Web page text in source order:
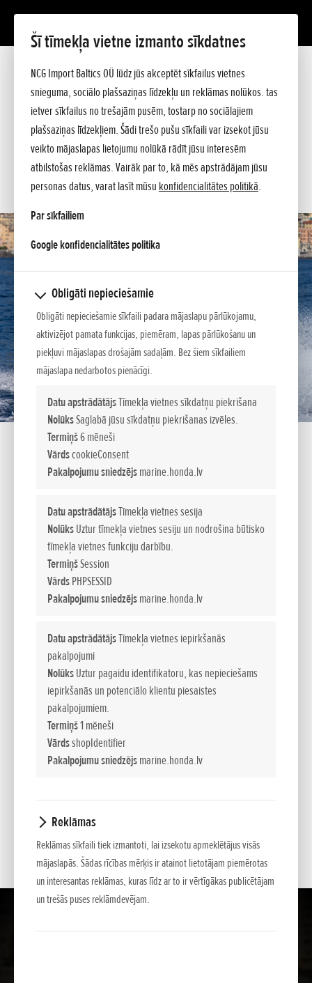
Šī tīmekļa vietne izmanto sīkdatnes
NCG Import Baltics OÜ lūdz jūs akceptēt sīkfailus vietnes
snieguma, sociālo plašsaziņas līdzekļu un reklāmas nolūkos. tas
ietver sīkfailus no trešajām pusēm, tostarp no sociālajiem
plašsaziņas līdzekļiem. Šādi trešo pušu sīkfaili var izsekot jūsu
veikto mājaslapas lietojumu nolūkā rādīt jūsu interesēm
atbilstošas reklāmas. Vairāk par to, kā mēs apstrādājam jūsu
personas datus, varat lasīt mūsu konfidencialitātes politikā.
Par sīkfailiem
Google konfidencialitātes politikaopens in a new tab
Obligāti nepieciešamie
Obligāti nepieciešamie sīkfaili padara mājaslapu pārlūkojamu,
aktivizējot pamata funkcijas, piemēram, lapas pārlūkošanu un
piekļuvi mājaslapas drošajām sadaļām. Bez šiem sīkfailiem
mājaslapa nedarbotos pienācīgi.
Datu apstrādātājsTīmekļa vietnes sīkdatņu piekrišana
NolūksSaglabā jūsu sīkdatņu piekrišanas izvēles.
Termiņš6 mēneši
VārdscookieConsent
Pakalpojumu sniedzējsmarine.honda.lv
Datu apstrādātājsTīmekļa vietnes sesija
NolūksUztur tīmekļa vietnes sesiju un nodrošina būtisko
tīmekļa vietnes funkciju darbību.
TermiņšSession
VārdsPHPSESSID
Pakalpojumu sniedzējsmarine.honda.lv
Datu apstrādātājsTīmekļa vietnes iepirkšanās
pakalpojumi
NolūksUztur pagaidu identifikatoru, kas nepieciešams
iepirkšanās un potenciālo klientu piesaistes
pakalpojumiem.
Termiņš1 mēneši
VārdsshopIdentifier
Pakalpojumu sniedzējsmarine.honda.lv
Reklāmas
Reklāmas sīkfaili tiek izmantoti, lai izsekotu apmeklētājus visās
mājaslapās. Šādas rīcības mērķis ir atainot lietotājam piemērotas
un interesantas reklāmas, kuras līdz ar to ir vērtīgākas publicētājam
un trešās puses reklāmdevējam.
Prezentācija
Tehniskie dati
Cenrādis
Jautājiet sīkāku informāciju
PIEDĀVĀJUMS
SERVISA LAIKS
KONTAKTI
Jautājiet sīkāku informāciju
JŪSU VĀRDS:*
E-PASTS/TĀLRUNIS:
JAUTĀJUMS: